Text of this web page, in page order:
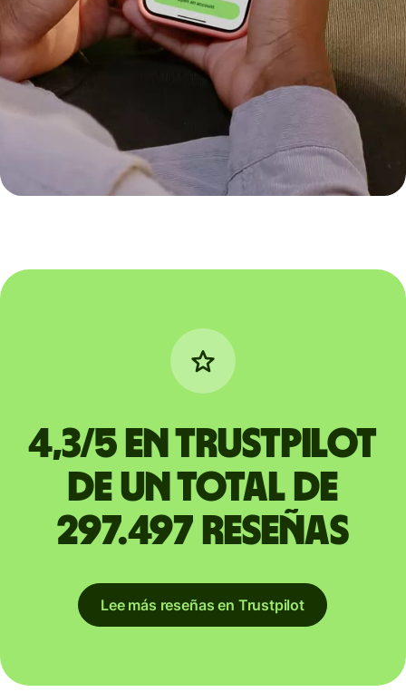
4,3/5 en Trustpilot
de un total de
297.497 reseñas
Lee más reseñas en Trustpilot